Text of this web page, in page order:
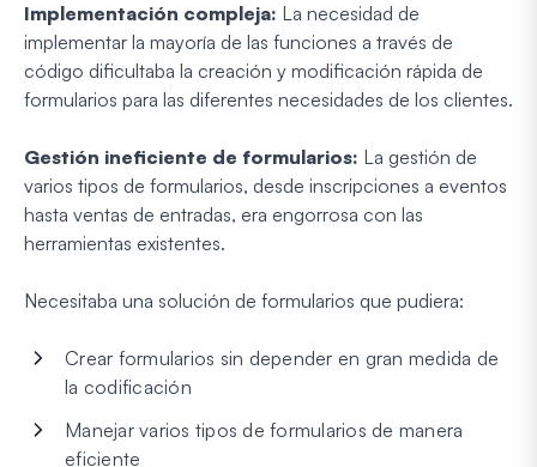
Implementación compleja: La necesidad de
implementar la mayoría de las funciones a través de
código dificultaba la creación y modificación rápida de
formularios para las diferentes necesidades de los clientes.
Gestión ineficiente de formularios: La gestión de
varios tipos de formularios, desde inscripciones a eventos
hasta ventas de entradas, era engorrosa con las
herramientas existentes.
Necesitaba una solución de formularios que pudiera:
Crear formularios sin depender en gran medida de
la codificación
Manejar varios tipos de formularios de manera
eficiente